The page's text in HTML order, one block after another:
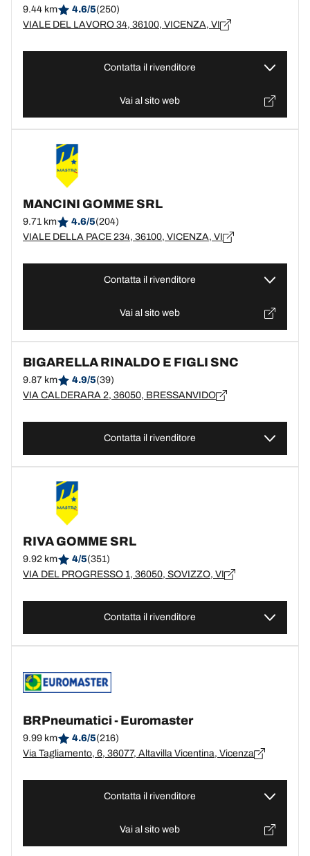
9.44 km 4.6/5(250)
VIALE DEL LAVORO 34, 36100, VICENZA, VI
Contatta il rivenditore
Vai al sito web
MANCINI GOMME SRL
9.71 km 4.6/5(204)
VIALE DELLA PACE 234, 36100, VICENZA, VI
Contatta il rivenditore
Vai al sito web
BIGARELLA RINALDO E FIGLI SNC
9.87 km 4.9/5(39)
VIA CALDERARA 2, 36050, BRESSANVIDO
Contatta il rivenditore
RIVA GOMME SRL
9.92 km 4/5(351)
VIA DEL PROGRESSO 1, 36050, SOVIZZO, VI
Contatta il rivenditore
BRPneumatici - Euromaster
9.99 km 4.6/5(216)
Via Tagliamento, 6, 36077, Altavilla Vicentina, Vicenza
Contatta il rivenditore
Vai al sito web